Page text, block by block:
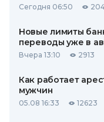
Сегодня 06:50
Новые лимиты
переводы уже в
Вчера 13:10 2913
Как работает
мужчин
05.08 16:33 12623